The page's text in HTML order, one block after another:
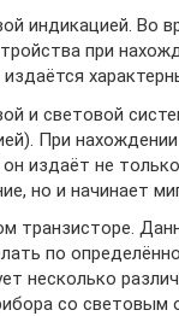
индикацией. Во
при
и световой
При
издаёт не
но и начинает
транзисторе.
по
несколько
со световым